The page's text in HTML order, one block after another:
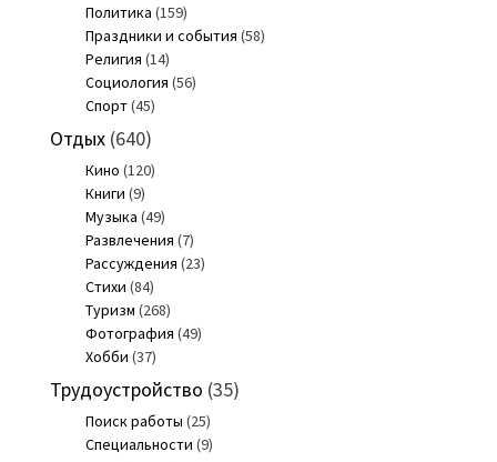
Политика (159)
Праздники и события (58)
Религия (14)
Социология (56)
Спорт(45)
Отдых(640)
Кино (120)
Книги (9)
Музыка (49)
Развлечения (7)
Рассуждения (23)
Стихи (84)
Туризм (268)
Фотография (49)
Хобби (37)
Трудоустройство (35)
Поиск работы (25)
Специальности (9)